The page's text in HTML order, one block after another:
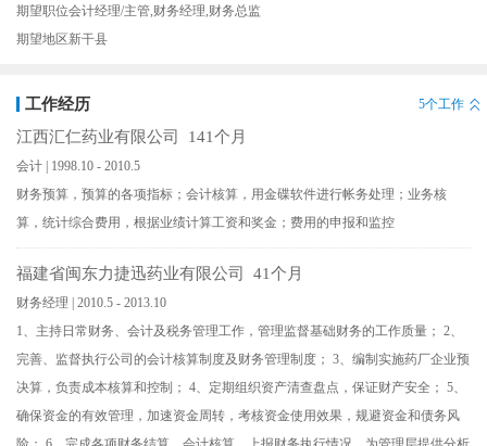
期望职位会计经理/主管,财务经理,财务总监
期望地区新干县
工作经历 5个工作
江西汇仁药业有限公司 141个月
会计 | 1998.10 - 2010.5
财务预算，预算的各项指标；会计核算，用金碟软件进行帐务处理；业务核
算，统计综合费用，根据业绩计算工资和奖金；费用的申报和监控
福建省闽东力捷迅药业有限公司 41个月
财务经理 | 2010.5 - 2013.10
1、主持日常财务、会计及税务管理工作，管理监督基础财务的工作质量； 2、
完善、监督执行公司的会计核算制度及财务管理制度； 3、编制实施药厂企业预
决算，负责成本核算和控制； 4、定期组织资产清查盘点，保证财产安全； 5、
确保资金的有效管理，加速资金周转，考核资金使用效果，规避资金和债务风